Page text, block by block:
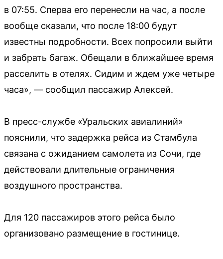
в 07:55. Сперва его перенесли на час, а после
вообще сказали, что после 18:00 будут
известны подробности. Всех попросили выйти
и забрать багаж. Обещали в ближайшее время
расселить в отелях. Сидим и ждем уже четыре
часа», — сообщил пассажир Алексей.
В пресс-службе «Уральских авиалиний»
пояснили, что задержка рейса из Стамбула
связана с ожиданием самолета из Сочи, где
действовали длительные ограничения
воздушного пространства.
Для 120 пассажиров этого рейса было
организовано размещение в гостинице.